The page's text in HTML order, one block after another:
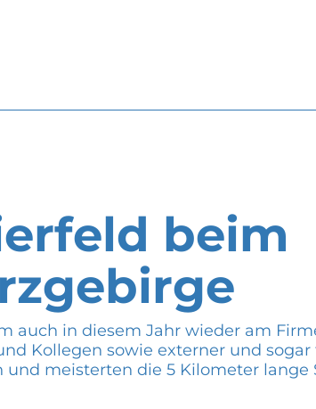
beim
auch in diesem Jahr wieder am
Kollegen sowie externer und sogar
meisterten die 5 Kilometer lange